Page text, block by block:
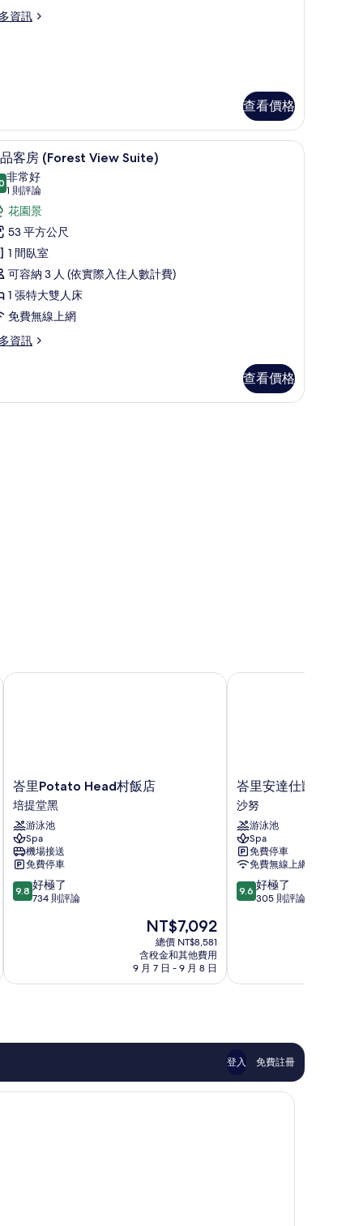
資訊
查看價格
、遮光布/窗簾 極品客房 (Forest View Suite) | 客房景觀
6 客房 (Forest View Suite)
分，滿分 10 分
非常好
1 則評論
(1
則
評
論)
花園景
53 平方公尺
1 間臥室
可容納 3 人 (依實際入住人數計費)
1 張特大雙人床
免費無線上網
資訊
查看價格
峇
里
Potato
Head
村
飯
店
培
提
峇里Potato Head村飯店
培提堂黑
游泳池
Spa
機場接送
免費停車
9.8
分，
極
評
9.8 好極了
734 則評論
現
在
價
格
為
NT$7,092
總價 NT$8,581
含稅金和其他費用
9 月 7 日 - 9 月 8 日
峇里Potato Head村飯店
峇
里
安
達
仕
凱
悅
飯
店
峇里安達仕凱悅飯店
沙努
游泳池
Spa
免費停車
免費無線上網
9.6
分，
極
評
論
9.6 好極了
305 則評論
峇里安達仕凱悅飯店
登入 免費註冊